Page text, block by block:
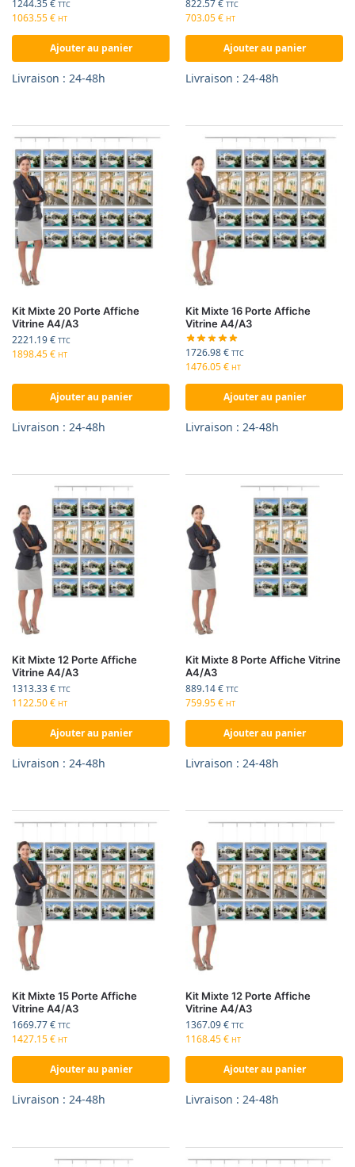
1244.35€ TTC
1063.55€ HT
Ajouter au panier
Livraison : 24-48h
822.57€ TTC
703.05€ HT
Ajouter au panier
Livraison : 24-48h
Kit Mixte 20 Porte Affiche
Vitrine A4/A3
2221.19€ TTC
1898.45€ HT
Ajouter au panier
Livraison : 24-48h
Kit Mixte 16 Porte Affiche
Vitrine A4/A3
1726.98€ TTC
1476.05€ HT
Ajouter au panier
Livraison : 24-48h
Kit Mixte 12 Porte Affiche
Vitrine A4/A3
1313.33€ TTC
1122.50€ HT
Ajouter au panier
Livraison : 24-48h
Kit Mixte 8 Porte Affiche Vitrine
A4/A3
889.14€ TTC
759.95€ HT
Ajouter au panier
Livraison : 24-48h
Kit Mixte 15 Porte Affiche
Vitrine A4/A3
1669.77€ TTC
1427.15€ HT
Ajouter au panier
Livraison : 24-48h
Kit Mixte 12 Porte Affiche
Vitrine A4/A3
1367.09€ TTC
1168.45€ HT
Ajouter au panier
Livraison : 24-48h